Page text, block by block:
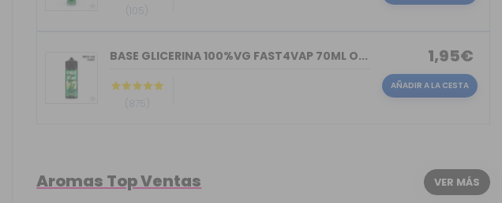
(105)
BASE GLICERINA 100%VG FAST4VAP 70ML O...
(875)
1,95€
AÑADIR A LA CESTA
Aromas Top Ventas VER MÁS